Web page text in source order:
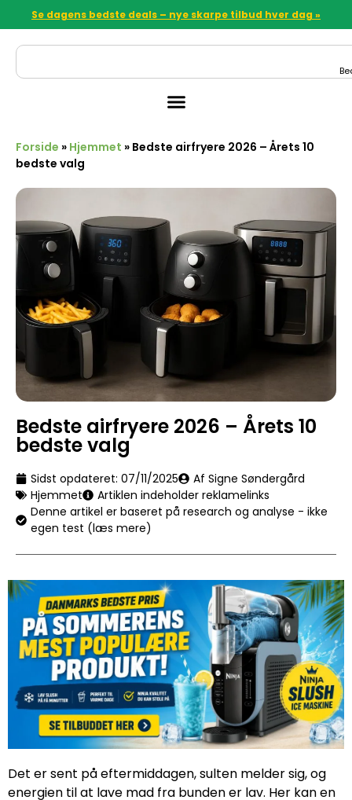
Se dagens bedste deals – nye skarpe tilbud hver dag »
Forside » Hjemmet » Bedste airfryere 2026 – Årets 10
bedste valg
Bedste airfryere 2026 – Årets 10
bedste valg
Sidst opdateret: 07/11/2025
Af Signe Søndergård
Hjemmet
Artiklen indeholder reklamelinks
Denne artikel er baseret på research og analyse - ikke
egen test (læs mere)
Det er sent på eftermiddagen, sulten melder sig, og
energien til at lave mad fra bunden er lav. Her kan en